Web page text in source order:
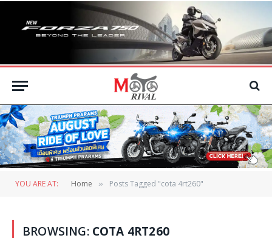
YOU ARE AT: Home » Posts Tagged "cota 4rt260"
BROWSING: COTA 4RT260